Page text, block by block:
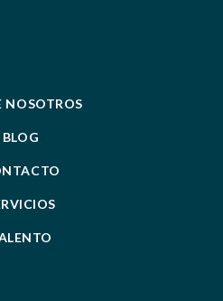
NOSOTROS
BLOG